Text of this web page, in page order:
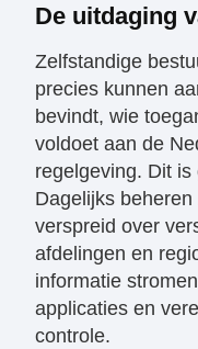
​De uitdaging
​Zelfstandige
precies kunnen
bevindt, wie
voldoet aan de
regelgeving. Dit
Dagelijks beheren
verspreid over
afdelingen en
informatie
applicaties en
controle.